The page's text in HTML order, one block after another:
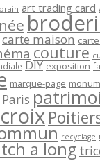
art trading card
carte maison
couture
DIY exposition
marque-page
Paris
recyclage
a long